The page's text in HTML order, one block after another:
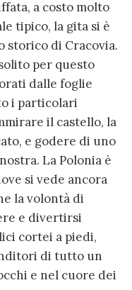
a costo molto
tipico, la gita si è
storico di Cracovia.
per questo
dalle foglie
i particolari
il castello, la
e godere di uno
La Polonia è
si vede ancora
la volontà di
e divertirsi
cortei a piedi,
di tutto un
e nel cuore dei